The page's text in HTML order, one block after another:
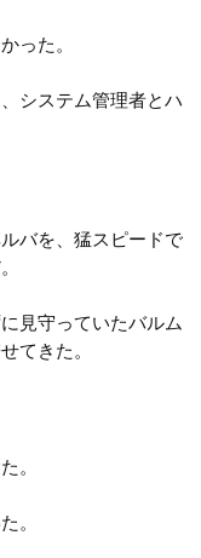
った。
システム管理者とハ
バを、猛スピードで
見守っていたバルム
てきた。
。
。